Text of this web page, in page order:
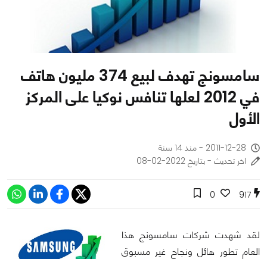
سامسونج تهدف لبيع 374 مليون هاتف
في 2012 لعلها تنافس نوكيا على المركز
الأول
2011-12-28 - منذ 14 سنة
اخر تحديث - بتاريخ 2022-02-08
917
0
لقد شهدت شركات سامسونج هذا
العام تطور هائل ونجاح غير مسبوق